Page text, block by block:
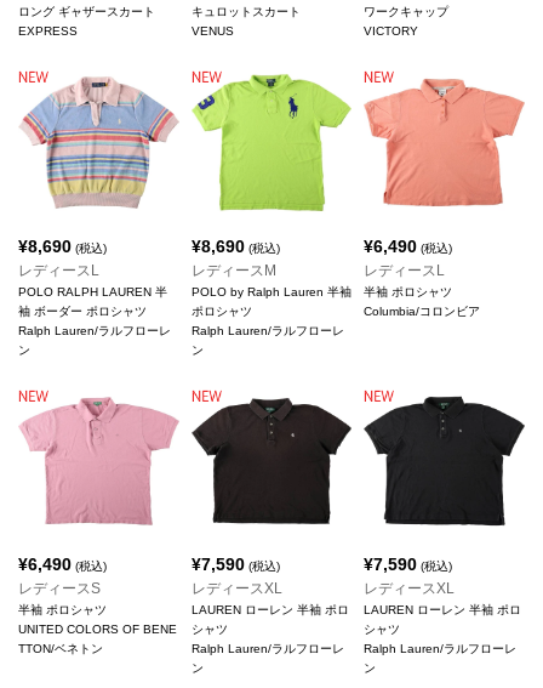
ロング ギャザースカート
EXPRESS
キュロットスカート
VENUS
ワークキャップ
VICTORY
¥8,690 (税込)
レディースL
POLO RALPH LAUREN 半
袖 ボーダー ポロシャツ
Ralph Lauren/ラルフローレ
ン
¥8,690(税込)
レディースM
POLO by Ralph Lauren 半袖
ポロシャツ
Ralph Lauren/ラルフローレ
ン
¥6,490 (税込)
レディースL
半袖 ポロシャツ
Columbia/コロンビア
¥6,490 (税込)
レディースS
半袖 ポロシャツ
UNITED COLORS OF BENE
TTON/ベネトン
¥7,590(税込)
レディースXL
LAUREN ローレン 半袖 ポロ
シャツ
Ralph Lauren/ラルフローレ
ン
¥7,590 (税込)
レディースXL
LAUREN ローレン 半袖 ポロ
シャツ
Ralph Lauren/ラルフローレ
ン